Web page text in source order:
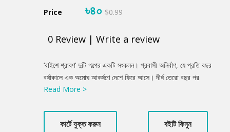
Price ৳৪০ $0.99
0 Review | Write a review
Product
Summery
‘বাইশে শ্রাবণ’ দুটি গল্পের একটি সংকলন। প্রবাসী অনির্বাণ, যে প্রতি বছর
বর্ষাকালে এক অমোঘ আকর্ষণে দেশে ফিরে আসে। দীর্ঘ তেরো বছর পর
বিমানবন্দরের লাউঞ্জে আকস্মিকভাবে তার দেখা হয় পুরোনো প্রেমিকা অরণীর
জানত। স্মৃতির পাতা উল্টে উঠে আসে তাদের পরিচয়, নব্বই দশকের প্রেম এবং
সেই ভয়ংকর দিনের অমীমাংসিত কিছু অধ্যায়। বাইশে শ্রাবণের এক বৃষ্টিভেজা
Read More >
কার্টে যুক্ত করুন বইটি কিনুন